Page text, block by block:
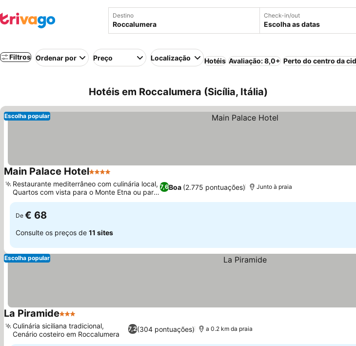
Destino Check-in/out
Escolha as datas
Filtros Ordenar por Preço Localização Hotéis Avaliação: 8,0+ Perto do centro da
Hotéis em Roccalumera (Sicília, Itália)
Escolha popular
Main Palace Hotel4 Estrelas
7,6Boa (2.775 pontuações)
Restaurante mediterrâneo com culinária local,
Quartos com vista para o Monte Etna ou para
o mar
Junto à praia
De € 68
Consulte os preços de 11 sites
Escolha popular
La Piramide3 Estrelas
7,2(304 pontuações)
Culinária siciliana tradicional,
Cenário costeiro em Roccalumera
a 0.2 km da praia